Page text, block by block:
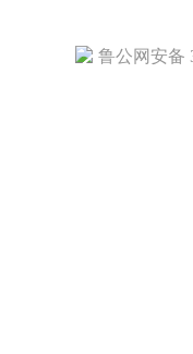
鲁公网安备